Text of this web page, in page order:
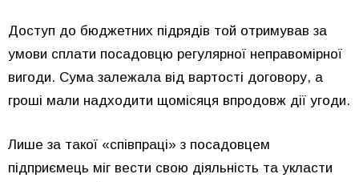
Доступ до бюджетних підрядів той отримував за
умови сплати посадовцю регулярної неправомірної
вигоди. Сума залежала від вартості договору, а
гроші мали надходити щомісяця впродовж дії угоди.
Лише за такої «співпраці» з посадовцем
підприємець міг вести свою діяльність та укласти